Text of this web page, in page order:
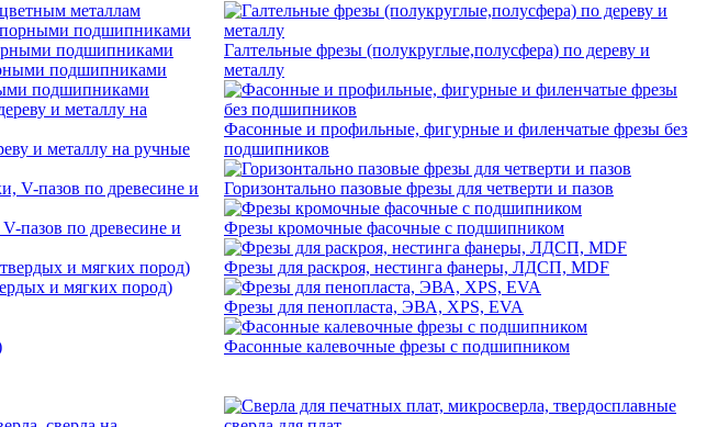
металлам
подшипниками
подшипниками
и металлу на ручные
пазов по древесине и
и мягких пород)
Галтельные фрезы (полукруглые,полусфера) по дереву и
металлу
Фасонные и профильные, фигурные и филенчатые фрезы без
подшипников
Горизонтально пазовые фрезы для четверти и пазов
Фрезы кромочные фасочные с подшипником
Фрезы для раскроя, нестинга фанеры, ЛДСП, MDF
Фрезы для пенопласта, ЭВА, XPS, EVA
Фасонные калевочные фрезы с подшипником